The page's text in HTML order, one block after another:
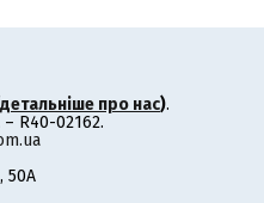
детальніше про нас).
– R40-02162.
50А